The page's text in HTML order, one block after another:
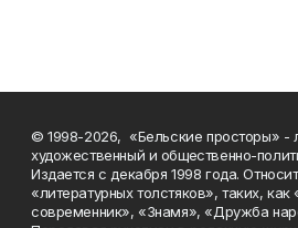
© 1998-2026, «Бельские просторы» -
художественный и общественно-
Издается с декабря 1998 года.
«литературных толстяков», таких,
современник», «Знамя», «Дружба